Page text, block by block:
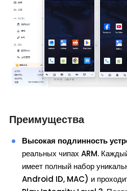
Преимущества
Высокая подлинность
реальных чипах ARM.
имеет полный набор
Android ID, MAC) и